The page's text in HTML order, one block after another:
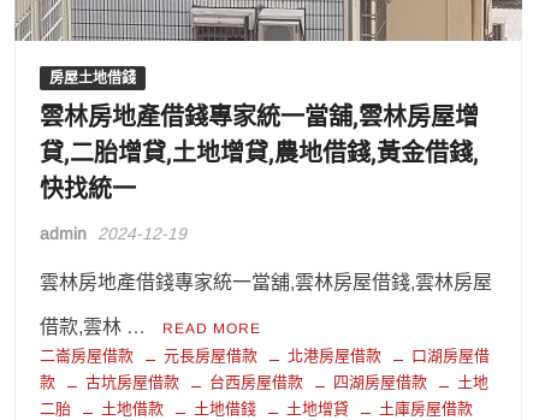
房屋土地借錢
雲林房地產借錢專家統一當舖,雲林房屋增
貸,二胎增貸,土地增貸,農地借錢,黃金借錢,
快找統一
admin 2024-12-19
雲林房地產借錢專家統一當舖,雲林房屋借錢,雲林房屋
借款,雲林 … READ MORE
二崙房屋借款 元長房屋借款 北港房屋借款
口湖房屋借
款
古坑房屋借款 台西房屋借款 四湖房屋借款
土地
二胎
土地借款 土地借錢 土地增貸
土庫房屋借款